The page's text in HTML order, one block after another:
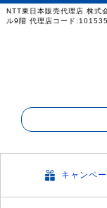
NTT東日本販売代理店 株式会社NEXT 東京都新宿区高田馬場4-40-11 高田馬場看山ビ
ル9階 代理店コード
キャンペ